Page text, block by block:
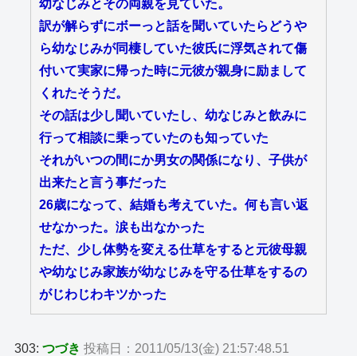
幼なじみとその両親を見ていた。
訳が解らずにボーっと話を聞いていたらどうや
ら幼なじみが同棲していた彼氏に浮気されて傷
付いて実家に帰った時に元彼が親身に励まして
くれたそうだ。
その話は少し聞いていたし、幼なじみと飲みに
行って相談に乗っていたのも知っていた
それがいつの間にか男女の関係になり、子供が
出来たと言う事だった
26歳になって、結婚も考えていた。何も言い返
せなかった。涙も出なかった
ただ、少し体勢を変える仕草をすると元彼母親
や幼なじみ家族が幼なじみを守る仕草をするの
がじわじわキツかった
303:つづき 投稿日：2011/05/13(金) 21:57:48.51